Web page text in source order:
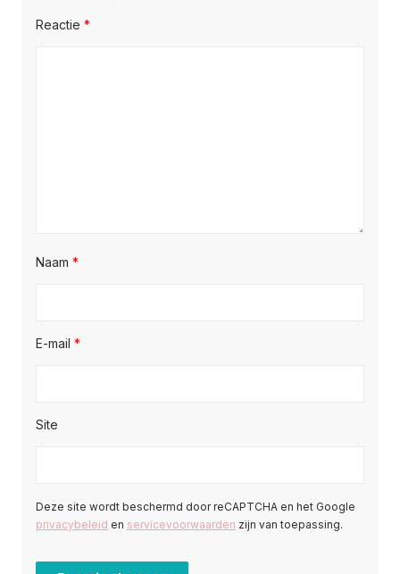
Reactie *
Naam *
E-mail *
Site
Deze site wordt beschermd door reCAPTCHA en het Google
privacybeleid en servicevoorwaarden zijn van toepassing.